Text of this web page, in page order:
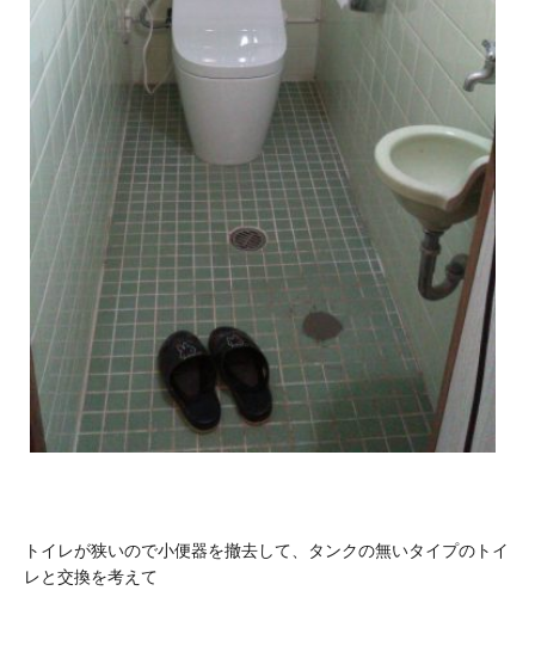
トイレが狭いので小便器を撤去して、タンクの無いタイプのトイ
レと交換を考えて